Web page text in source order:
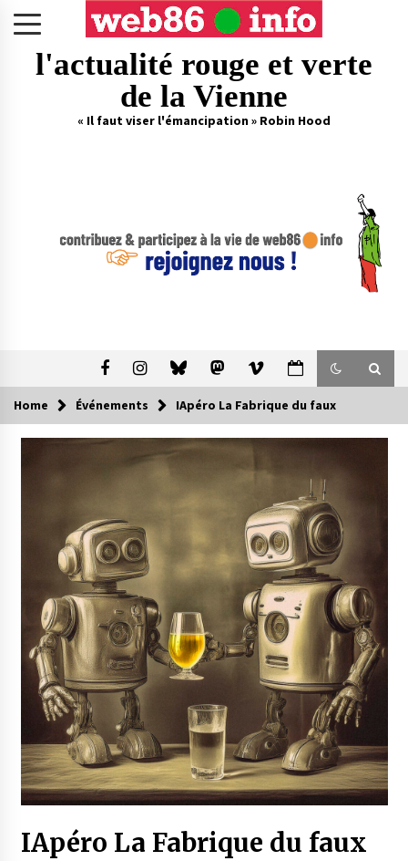
l'actualité rouge et verte
de la Vienne
« Il faut viser l'émancipation » Robin Hood
Home Événements IApéro La Fabrique du faux
IApéro La Fabrique du faux